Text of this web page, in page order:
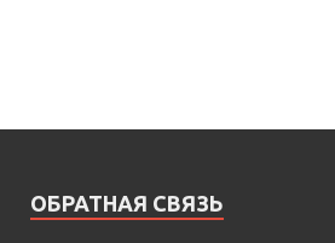
ОБРАТНАЯ СВЯЗЬ